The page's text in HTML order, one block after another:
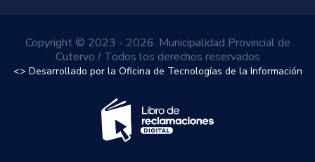
Copyright © 2023 - 2026. Municipalidad Provincial de
Cutervo / Todos los derechos reservados
<> Desarrollado por la Oficina de Tecnologías de la Información